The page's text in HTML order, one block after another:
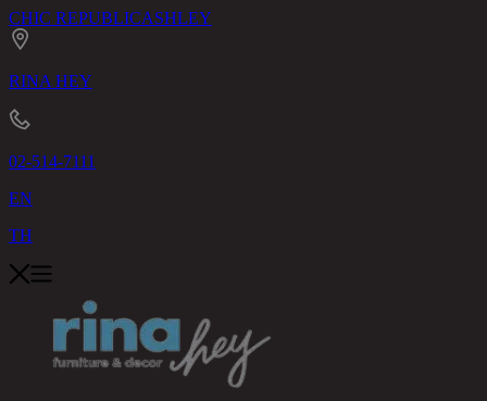
CHIC REPUBLICASHLEY
RINA HEY
02-514-7111
EN
TH